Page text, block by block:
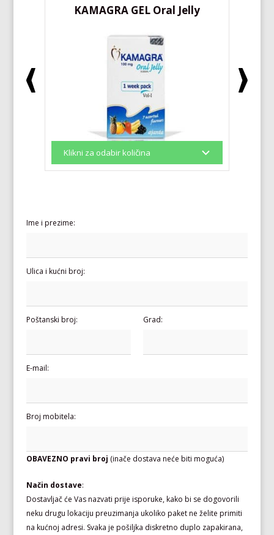
KAMAGRA GEL Oral Jelly
Ime i prezime:
Ulica i kućni broj:
Poštanski broj: Grad:
E-mail:
Broj mobitela:
OBAVEZNO pravi broj (inače dostava neće biti moguća)
Način dostave:
Dostavljač će Vas nazvati prije isporuke, kako bi se dogovorili
neku drugu lokaciju preuzimanja ukoliko paket ne želite primiti
na kućnoj adresi. Svaka je pošiljka diskretno duplo zapakirana,